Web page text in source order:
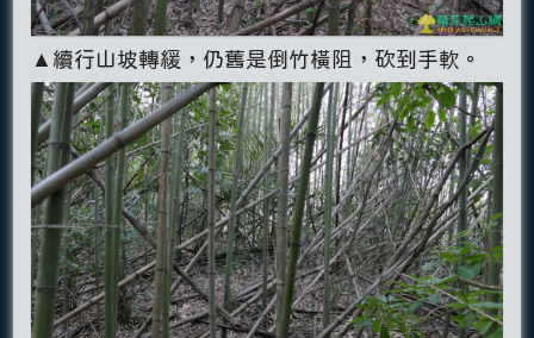
▲續行山坡轉緩，仍舊是倒竹橫阻，砍到手軟。